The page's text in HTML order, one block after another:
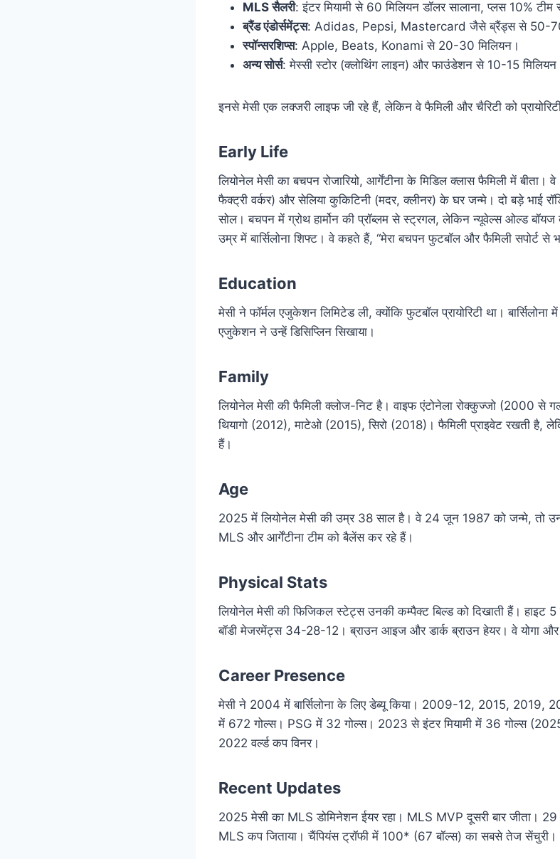
MLS सैलरी: इंटर मियामी से 60 मिलियन डॉलर सालाना, प्लस 10% टीम
ब्रैंड एंडोर्समेंट्स: Adidas, Pepsi, Mastercard जैसे ब्रैंड्स से 50-70
स्पॉन्सरशिप्स: Apple, Beats, Konami से 20-30 मिलियन।
अन्य सोर्स: मेस्सी स्टोर (क्लोथिंग लाइन) और फाउंडेशन से 10-15
इनसे मेसी एक लक्जरी लाइफ जी रहे हैं, लेकिन वे फैमिली और चैरिटी को
Early Life
लियोनेल मेसी का बचपन रोजारियो, आर्गेंटीना के मिडिल क्लास फैमिली में
फैक्ट्री वर्कर) और सेलिया कुकिटिनी (मदर, क्लीनर) के घर जन्मे। दो बड़े भाई
सोल। बचपन में ग्रोथ हार्मोन की प्रॉब्लम से स्ट्रगल, लेकिन न्यूवेल्स ओल्ड
उम्र में बार्सिलोना शिफ्ट। वे कहते हैं, “मेरा बचपन फुटबॉल और फैमिली सपोर्ट से
Education
मेसी ने फॉर्मल एजुकेशन लिमिटेड ली, क्योंकि फुटबॉल प्रायोरिटी था।
एजुकेशन ने उन्हें डिसिप्लिन सिखाया।
Family
लियोनेल मेसी की फैमिली क्लोज-निट है। वाइफ एंटोनेला रोक्कुज्जो (2000 से
थियागो (2012), माटेओ (2015), सिरो (2018)। फैमिली प्राइवेट रखती है,
हैं।
Age
2025 में लियोनेल मेसी की उम्र 38 साल है। वे 24 जून 1987 को जन्मे, तो
MLS और आर्गेंटीना टीम को बैलेंस कर रहे हैं।
Physical Stats
लियोनेल मेसी की फिजिकल स्टेट्स उनकी कम्पैक्ट बिल्ड को दिखाती हैं।
बॉडी मेजरमेंट्स 34-28-12। ब्राउन आइज और डार्क ब्राउन हेयर। वे योगा
Career Presence
मेसी ने 2004 में बार्सिलोना के लिए डेब्यू किया। 2009-12, 2015, 2019,
में 672 गोल्स। PSG में 32 गोल्स। 2023 से इंटर मियामी में 36 गोल्स
2022 वर्ल्ड कप विनर।
Recent Updates
2025 मेसी का MLS डोमिनेशन ईयर रहा। MLS MVP दूसरी बार जीता। 29
MLS कप जिताया। चैंपियंस ट्रॉफी में 100* (67 बॉल्स) का सबसे तेज सेंचुरी।